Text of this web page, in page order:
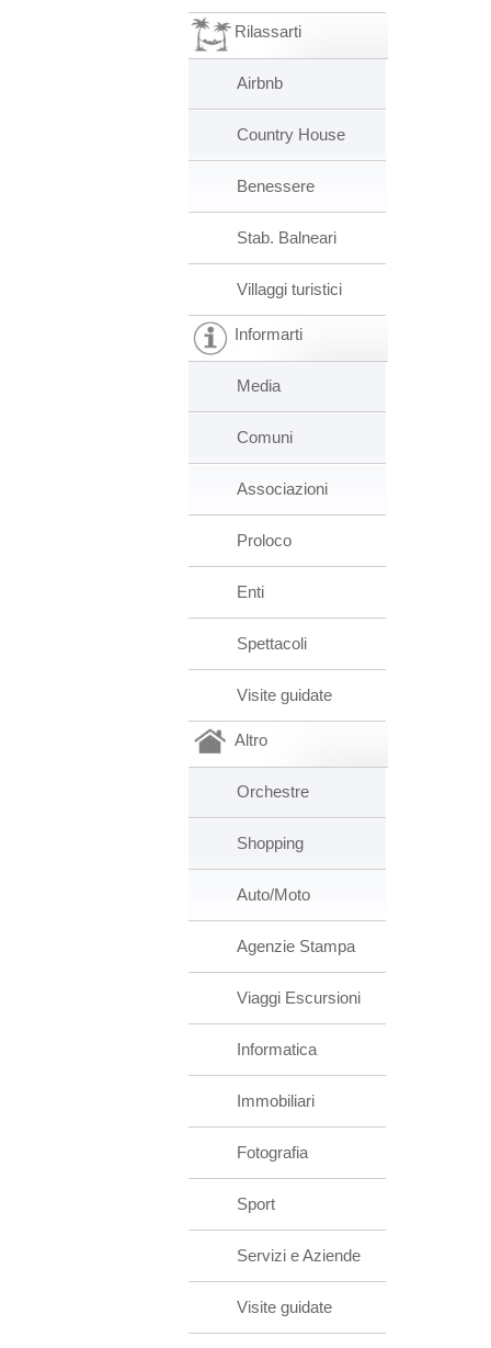
Rilassarti
Airbnb
Country House
Benessere
Stab. Balneari
Villaggi turistici
Informarti
Media
Comuni
Associazioni
Proloco
Enti
Spettacoli
Visite guidate
Altro
Orchestre
Shopping
Auto/Moto
Agenzie Stampa
Viaggi Escursioni
Informatica
Immobiliari
Fotografia
Sport
Servizi e Aziende
Visite guidate